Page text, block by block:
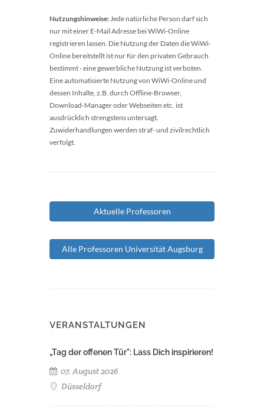
Nutzungshinweise:Jede natürliche Person darf sich
nur mit einer E-Mail Adresse bei WiWi-Online
registrieren lassen. Die Nutzung der Daten die WiWi-
Online bereitstellt ist nur für den privaten Gebrauch
bestimmt - eine gewerbliche Nutzung ist verboten.
Eine automatisierte Nutzung von WiWi-Online und
dessen Inhalte, z.B. durch Offline-Browser,
Download-Manager oder Webseiten etc. ist
ausdrücklich strengstens untersagt.
Zuwiderhandlungen werden straf- und zivilrechtlich
verfolgt.
Aktuelle Professoren
Alle Professoren Universität Augsburg
VERANSTALTUNGEN
„Tag der offenen Tür": Lass Dich inspirieren!
07. August 2026
Düsseldorf